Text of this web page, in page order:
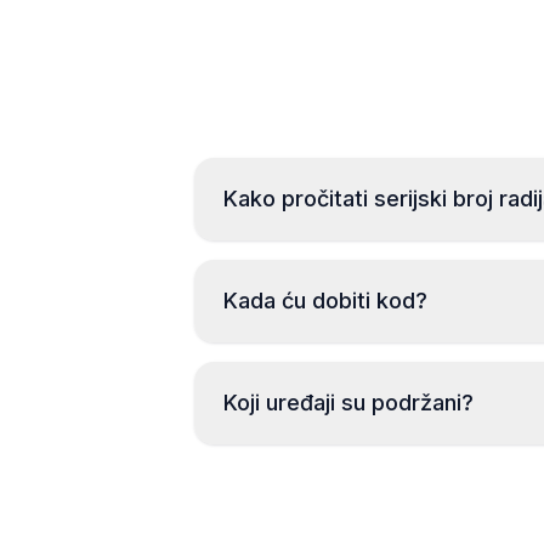
Kako pročitati serijski broj
Kada ću dobiti kod?
Koji uređaji su podržani?